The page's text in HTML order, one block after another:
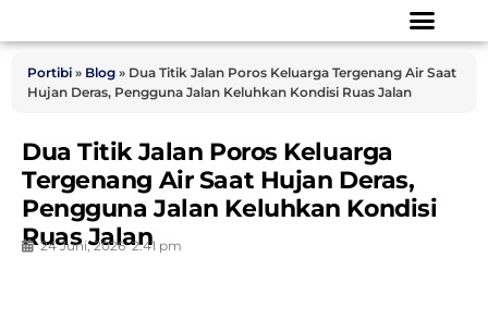
Portibi » Blog » Dua Titik Jalan Poros Keluarga Tergenang Air Saat
Hujan Deras, Pengguna Jalan Keluhkan Kondisi Ruas Jalan
Dua Titik Jalan Poros Keluarga
Tergenang Air Saat Hujan Deras,
Pengguna Jalan Keluhkan Kondisi
Ruas Jalan
24 Juni, 2026 2:41 pm